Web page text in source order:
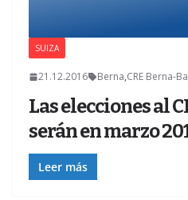
SUIZA
21.12.2016 Berna,CRE Berna-
Las elecciones al
serán en marzo
Leer más